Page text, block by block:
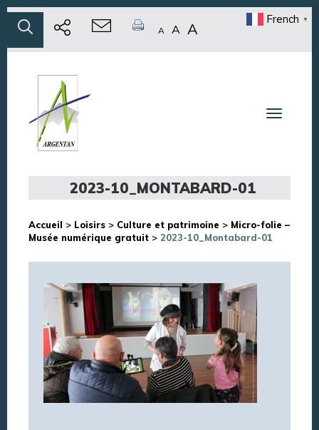
A A A
French ▼
Toggle
2023-10_MONTABARD-01
Accueil > Loisirs > Culture et patrimoine > Micro-folie –
Musée numérique gratuit > 2023-10_Montabard-01